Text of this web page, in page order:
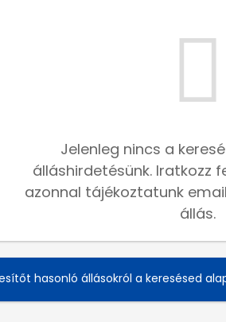
Jelenleg nincs a
álláshirdetésünk. Iratkozz
azonnal tájékoztatunk
állás.
hasonló állásokról a keresésed